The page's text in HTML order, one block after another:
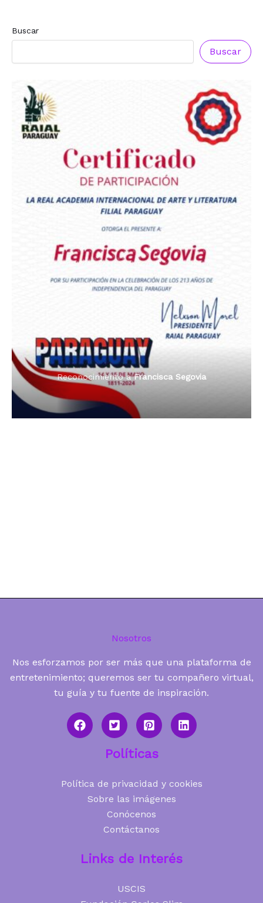
Buscar
Buscar
Dama de Oro 2024
Reconocimiento aFrancisca Segovia
Reconocimiento aFrancisca Segovia
Radio Tribuna Abierta
Radio Tribuna Abierta
Radio Oñondivepa Paraguay
Premio Orgullo Paraguayo
Reconocimiento aFrancisca Segovia
Nosotros
Nos esforzamos por ser más que una plataforma de
entretenimiento; queremos ser tu compañero virtual,
tu guía y tu fuente de inspiración.
Políticas
Política de privacidad y cookies
Sobre las imágenes
Conócenos
Contáctanos
Links de Interés
USCIS